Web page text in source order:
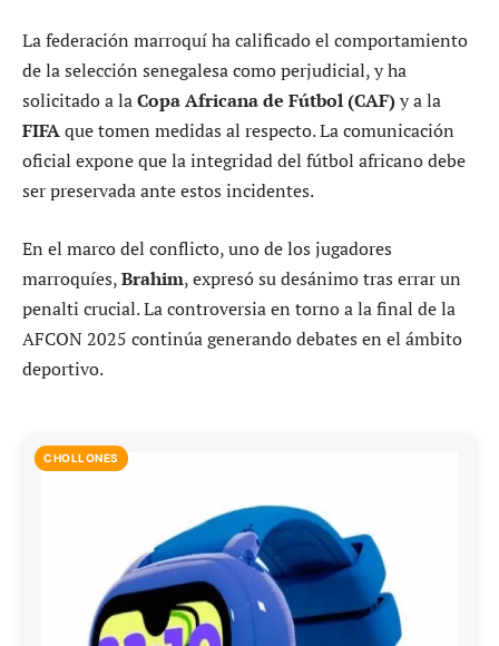
La federación marroquí ha calificado el comportamiento
de la selección senegalesa como perjudicial, y ha
solicitado a laCopa Africana de Fútbol (CAF)y a la
FIFAque tomen medidas al respecto. La comunicación
oficial expone que la integridad del fútbol africano debe
ser preservada ante estos incidentes.
En el marco del conflicto, uno de los jugadores
marroquíes,Brahim, expresó su desánimo tras errar un
penalti crucial. La controversia en torno a la final de la
AFCON 2025 continúa generando debates en el ámbito
deportivo.
CHOLLONES